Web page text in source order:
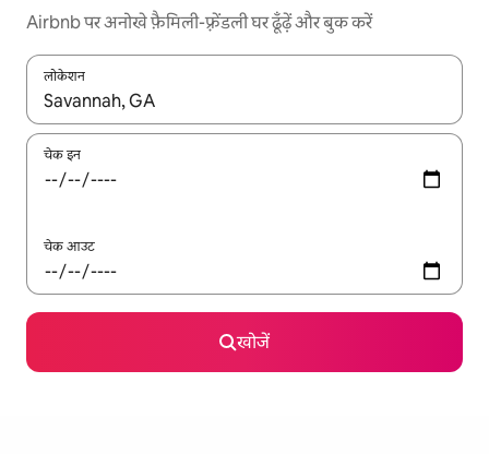
Airbnb पर अनोखे फ़ैमिली-फ़्रेंडली घर ढूँढ़ें और बुक करें
लोकेशन
नतीजों के उपलब्ध होने पर, अप और डाउन 'ऐरो की' का इस्तेमाल करके नेविगेट
चेक इन
चेक आउट
खोजें